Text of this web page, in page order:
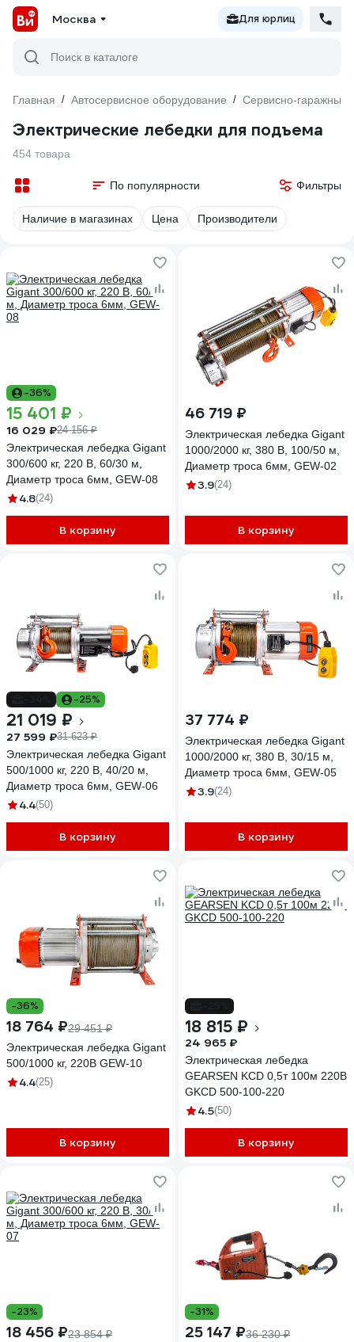
Москва Для юрлиц
Поиск в каталоге
Главная / Автосервисное оборудование / Сервисно-гаражный
Электрические лебедки для подъема
454 товара
По популярности Фильтры
Наличие в магазинах Цена Производители
-36%
15 401 ₽
16 029 ₽24 156 ₽
Электрическая лебедка Gigant
300/600 кг, 220 В, 60/30 м,
Диаметр троса 6мм, GEW-08
4.8(24)
В корзину
46 719 ₽
Электрическая лебедка Gigant
1000/2000 кг, 380 В, 100/50 м,
Диаметр троса 6мм, GEW-02
3.9(24)
В корзину
-25%
21 019 ₽
27 599 ₽31 623 ₽
Электрическая лебедка Gigant
500/1000 кг, 220 В, 40/20 м,
Диаметр троса 6мм, GEW-06
4.4(50)
В корзину
37 774 ₽
Электрическая лебедка Gigant
1000/2000 кг, 380 В, 30/15 м,
Диаметр троса 6мм, GEW-05
3.9(24)
В корзину
-36%
18 764 ₽29 451 ₽
Электрическая лебедка Gigant
500/1000 кг, 220B GEW-10
4.4(25)
В корзину
18 815 ₽
24 965 ₽
Электрическая лебедка
GEARSEN KCD 0,5т 100м 220В
GKCD 500-100-220
4.5(50)
В корзину
-23%
18 456 ₽23 854 ₽
-31%
25 147 ₽36 230 ₽